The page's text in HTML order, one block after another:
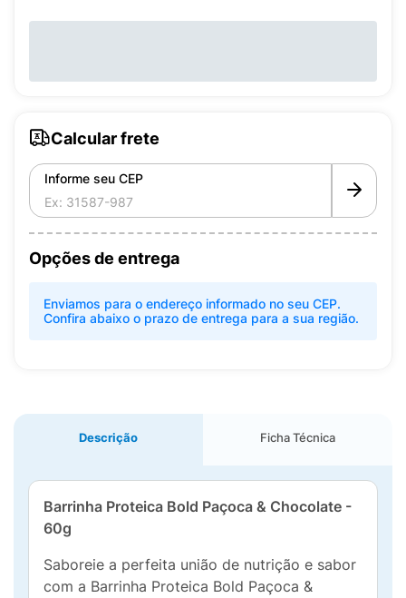
Calcular frete
Informe seu CEP
Opções de entrega
Enviamos para o endereço informado no seu CEP.
Confira abaixo o prazo de entrega para a sua região.
Descrição Ficha Técnica
Barrinha Proteica Bold Paçoca & Chocolate -
60g
Saboreie a perfeita união de nutrição e sabor
com a Barrinha Proteica Bold Paçoca &